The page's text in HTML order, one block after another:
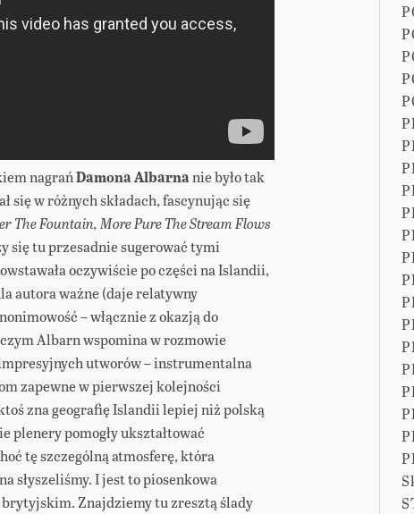
nagrańDamona Albarnanie było tak
się w różnych składach, fascynując się
The Fountain, More Pure The Stream Flows
się tu przesadnie sugerować tymi
oczywiście po części na Islandii,
autora ważne (daje relatywny
– włącznie z okazją do
Albarn wspomina w rozmowie
utworów – instrumentalna
zapewne w pierwszej kolejności
zna geografię Islandii lepiej niż polską
plenery pomogły ukształtować
tę szczególną atmosferę, która
słyszeliśmy. I jest to piosenkowa
Znajdziemy tu zresztą ślady